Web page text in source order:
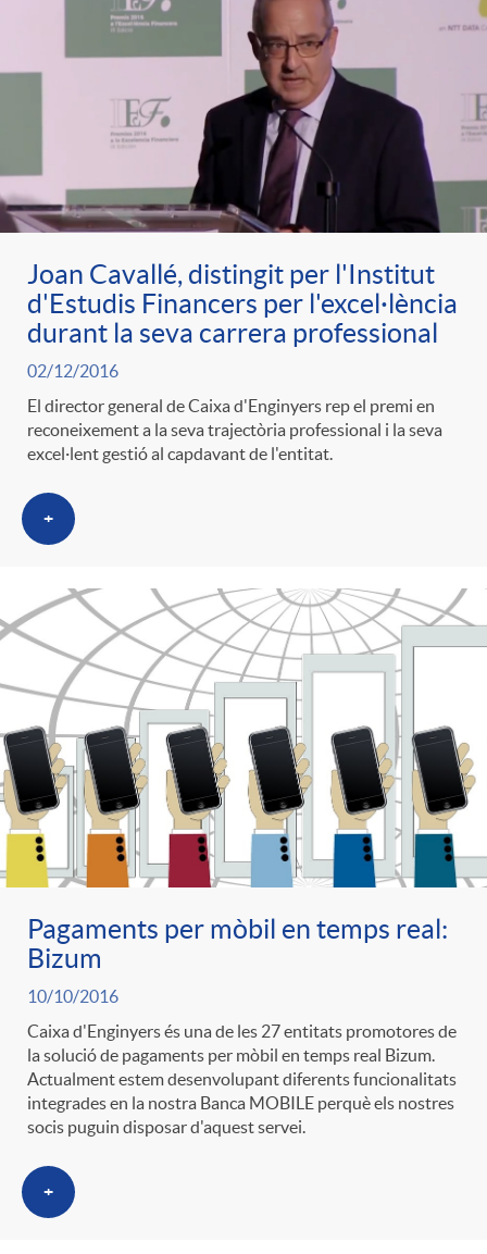
Joan Cavallé, distingit per l'Institut
d'Estudis Financers per l'excel·lència
durant la seva carrera professional
02/12/2016
El director general de Caixa d'Enginyers rep el premi en
reconeixement a la seva trajectòria professional i la seva
excel·lent gestió al capdavant de l'entitat.
+
Pagaments per mòbil en temps real:
Bizum
10/10/2016
Caixa d'Enginyers és una de les 27 entitats promotores de
la solució de pagaments per mòbil en temps real Bizum.
Actualment estem desenvolupant diferents funcionalitats
integrades en la nostra Banca MOBILE perquè els nostres
socis puguin disposar d'aquest servei.
+